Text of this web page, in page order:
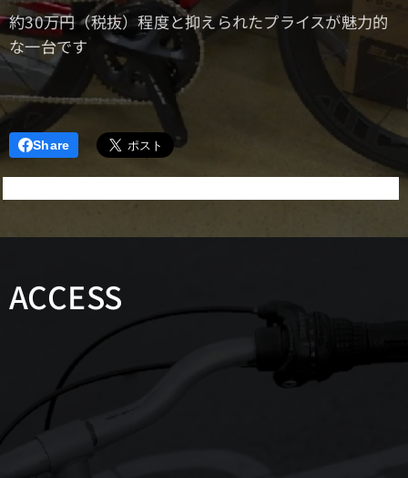
約30万円（税抜）程度と抑えられたプライスが魅力的
な一台です
Share
ACCESS